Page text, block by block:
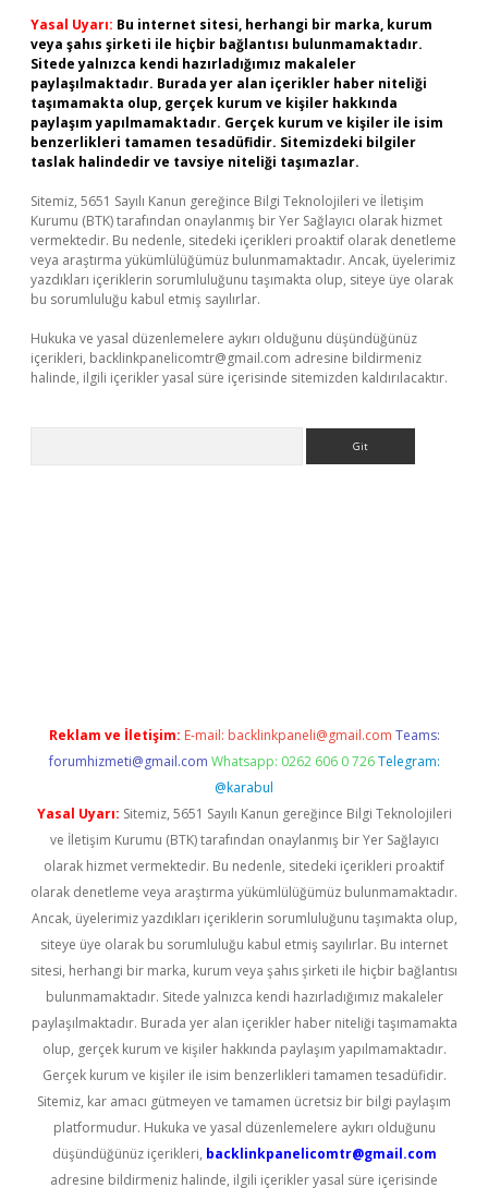
Yasal Uyarı: Bu internet sitesi, herhangi bir marka, kurum
veya şahıs şirketi ile hiçbir bağlantısı bulunmamaktadır.
Sitede yalnızca kendi hazırladığımız makaleler
paylaşılmaktadır. Burada yer alan içerikler haber niteliği
taşımamakta olup, gerçek kurum ve kişiler hakkında
paylaşım yapılmamaktadır. Gerçek kurum ve kişiler ile isim
benzerlikleri tamamen tesadüfidir. Sitemizdeki bilgiler
taslak halindedir ve tavsiye niteliği taşımazlar.
Sitemiz, 5651 Sayılı Kanun gereğince Bilgi Teknolojileri ve İletişim
Kurumu (BTK) tarafından onaylanmış bir Yer Sağlayıcı olarak hizmet
vermektedir. Bu nedenle, sitedeki içerikleri proaktif olarak denetleme
veya araştırma yükümlülüğümüz bulunmamaktadır. Ancak, üyelerimiz
yazdıkları içeriklerin sorumluluğunu taşımakta olup, siteye üye olarak
bu sorumluluğu kabul etmiş sayılırlar.
Hukuka ve yasal düzenlemelere aykırı olduğunu düşündüğünüz
içerikleri, backlinkpanelicomtr@gmail.com adresine bildirmeniz
halinde, ilgili içerikler yasal süre içerisinde sitemizden kaldırılacaktır.
Reklam ve İletişim: E-mail: backlinkpaneli@gmail.com Teams:
forumhizmeti@gmail.com Whatsapp: 0262 606 0 726 Telegram:
@karabul
Yasal Uyarı: Sitemiz, 5651 Sayılı Kanun gereğince Bilgi Teknolojileri
ve İletişim Kurumu (BTK) tarafından onaylanmış bir Yer Sağlayıcı
olarak hizmet vermektedir. Bu nedenle, sitedeki içerikleri proaktif
olarak denetleme veya araştırma yükümlülüğümüz bulunmamaktadır.
Ancak, üyelerimiz yazdıkları içeriklerin sorumluluğunu taşımakta olup,
siteye üye olarak bu sorumluluğu kabul etmiş sayılırlar. Bu internet
sitesi, herhangi bir marka, kurum veya şahıs şirketi ile hiçbir bağlantısı
bulunmamaktadır. Sitede yalnızca kendi hazırladığımız makaleler
paylaşılmaktadır. Burada yer alan içerikler haber niteliği taşımamakta
olup, gerçek kurum ve kişiler hakkında paylaşım yapılmamaktadır.
Gerçek kurum ve kişiler ile isim benzerlikleri tamamen tesadüfidir.
Sitemiz, kar amacı gütmeyen ve tamamen ücretsiz bir bilgi paylaşım
platformudur. Hukuka ve yasal düzenlemelere aykırı olduğunu
düşündüğünüz içerikleri, backlinkpanelicomtr@gmail.com
adresine bildirmeniz halinde, ilgili içerikler yasal süre içerisinde